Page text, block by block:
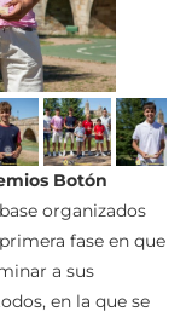
Botón
organizados
fase en que
a sus
en la que se